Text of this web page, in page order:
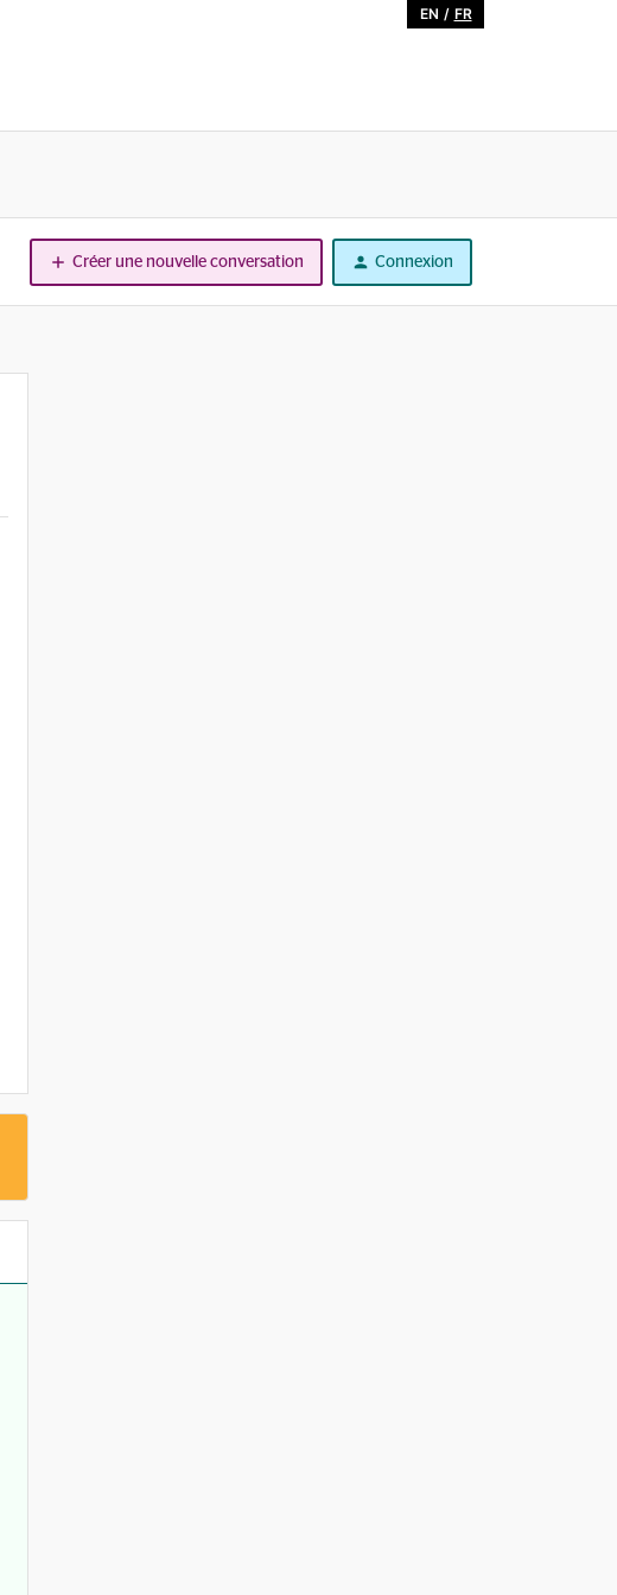
EN / FR
Créer une nouvelle conversation Connexion